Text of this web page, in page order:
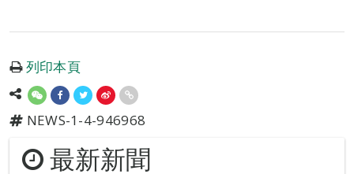
列印本頁
NEWS-1-4-946968
最新新聞